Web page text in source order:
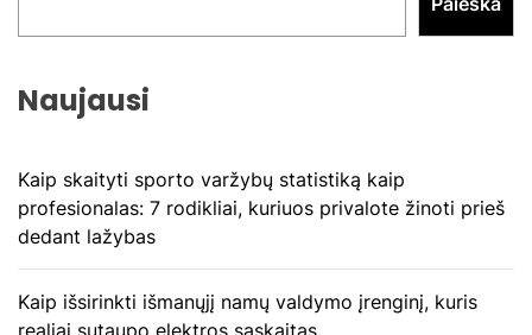
Naujausi
Kaip skaityti sporto varžybų statistiką kaip
profesionalas: 7 rodikliai, kuriuos privalote žinoti prieš
dedant lažybas
Kaip išsirinkti išmanųjį namų valdymo įrenginį, kuris
realiai sutaupo elektros sąskaitas